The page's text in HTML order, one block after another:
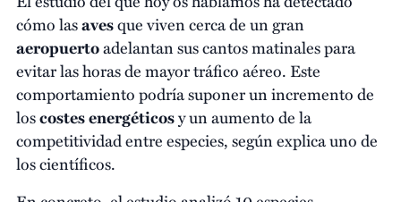
cómo lasavesque viven cerca de un gran
aeropuertoadelantan sus cantos matinales para
evitar las horas de mayor tráfico aéreo. Este
comportamiento podría suponer un incremento de
loscostes energéticosy un aumento de la
competitividad entre especies, según explica uno de
los científicos.